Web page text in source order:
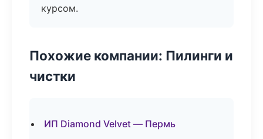
курсом.
Похожие компании: Пилинги и
чистки
ИП Diamond Velvet — Пермь